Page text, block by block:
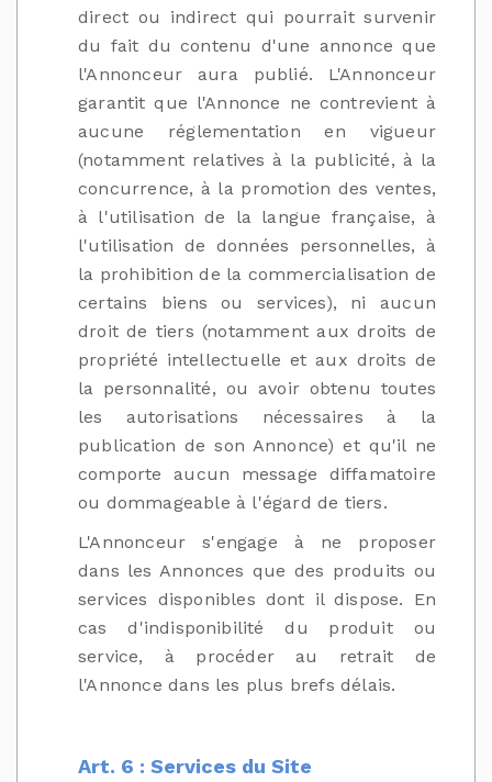
direct ou indirect qui pourrait survenir
du fait du contenu d'une annonce que
l'Annonceur aura publié. L'Annonceur
garantit que l'Annonce ne contrevient à
aucune réglementation en vigueur
(notamment relatives à la publicité, à la
concurrence, à la promotion des ventes,
à l'utilisation de la langue française, à
l'utilisation de données personnelles, à
la prohibition de la commercialisation de
certains biens ou services), ni aucun
droit de tiers (notamment aux droits de
propriété intellectuelle et aux droits de
la personnalité, ou avoir obtenu toutes
les autorisations nécessaires à la
publication de son Annonce) et qu'il ne
comporte aucun message diffamatoire
ou dommageable à l'égard de tiers.
L'Annonceur s'engage à ne proposer
dans les Annonces que des produits ou
services disponibles dont il dispose. En
cas d'indisponibilité du produit ou
service, à procéder au retrait de
l'Annonce dans les plus brefs délais.
Art. 6 : Services du Site